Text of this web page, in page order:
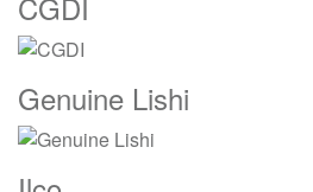
Genuine Lishi